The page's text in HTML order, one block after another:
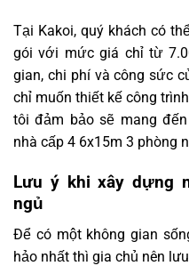
Tại Kakoi, quý khách có
gói với mức giá chỉ từ
gian, chi phí và công sức
chỉ muốn thiết kế công
tôi đảm bảo sẽ mang
nhà cấp 4 6x15m 3 phòng
Lưu ý khi xây dựng
ngủ
Để có một không gian
hảo nhất thì gia chủ nên